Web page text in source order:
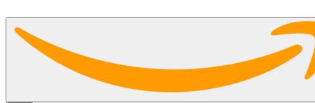
Un CPU potente minimiza los cuellos de botella, asegurando un mayor FPS, un juego más fluido y una mejor